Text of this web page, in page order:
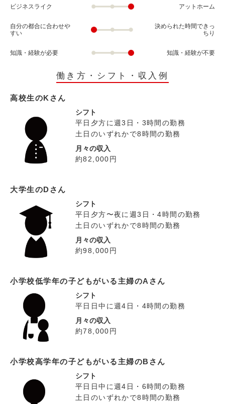
ビジネスライク アットホーム
自分の都合に合わせや
すい
決められた時間できっ
ちり
知識・経験が必要 知識・経験が不要
働き方・シフト・収入例
高校生のKさん
シフト
平日夕方に週3日・3時間の勤務
土日のいずれかで8時間の勤務
月々の収入
約82,000円
大学生のDさん
シフト
平日夕方〜夜に週3日・4時間の勤務
土日のいずれかで8時間の勤務
月々の収入
約98,000円
小学校低学年の子どもがいる主婦のAさん
シフト
平日日中に週4日・4時間の勤務
月々の収入
約78,000円
小学校高学年の子どもがいる主婦のBさん
シフト
平日日中に週4日・6時間の勤務
土日のいずれかで8時間の勤務